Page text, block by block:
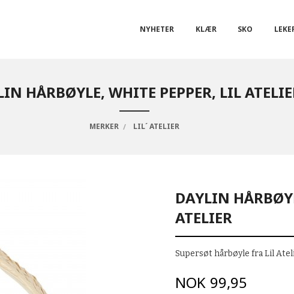
NYHETER KLÆR SKO
HÅRBØYLE, WHITE PEPPER, LIL
MERKER LIL´ ATELIER
DAYLIN
ATELIER
Supersøt hårbøyle fra Lil
Pris
NOK 99,95